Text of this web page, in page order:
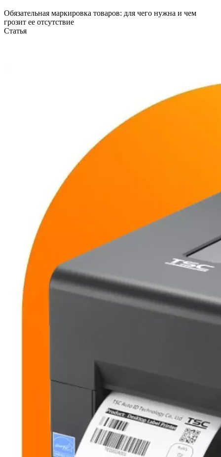
Обязательная маркировка товаров: для чего нужна и чем
грозит ее отсутствие
Статья